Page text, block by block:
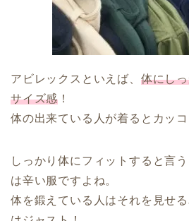
アビレックスといえば、 体にし
サイズ感 ！
体の出来ている人が着るとカッ
しっかり体にフィットすると言
は辛い服ですよね。
体を鍛えている人はそれを見せ